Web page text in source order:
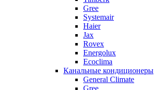
Gree
Systemair
Haier
Jax
Rovex
Energolux
Ecoclima
Канальные кондиционеры
General Climate
Gree